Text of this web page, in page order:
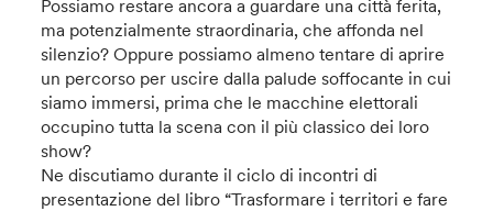
Possiamo restare ancora a guardare una città ferita,
ma potenzialmente straordinaria, che affonda nel
silenzio? Oppure possiamo almeno tentare di aprire
un percorso per uscire dalla palude soffocante in cui
siamo immersi, prima che le macchine elettorali
occupino tutta la scena con il più classico dei loro
show?
Ne discutiamo durante il ciclo di incontri di
presentazione del libro “Trasformare i territori e fare